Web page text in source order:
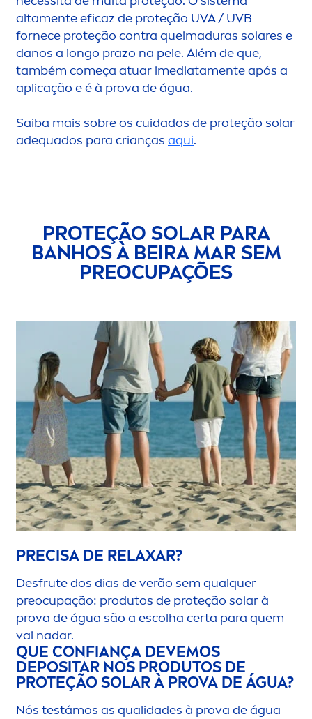
altamente eficaz de proteção UVA / UVB
fornece proteção contra queimaduras solares e
danos a longo prazo na pele. Além de que,
também começa atuar imediatamente após a
aplicação e é à prova de água.
Saiba mais sobre os cuidados de proteção solar
adequados para crianças aqui.
PROTEÇÃO SOLAR PARA
BANHOS À BEIRA MAR SEM
PREOCUPAÇÕES
PRECISA DE RELAXAR?
Desfrute dos dias de verão sem qualquer
preocupação: produtos de proteção solar à
prova de água são a escolha certa para quem
vai nadar.
QUE CONFIANÇA DEVEMOS
DEPOSITAR NOS PRODUTOS DE
PROTEÇÃO SOLAR À PROVA DE ÁGUA?
Nós testámos as qualidades à prova de água